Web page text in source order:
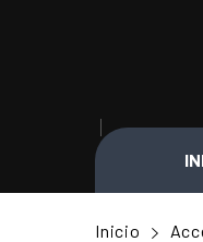
Inicio